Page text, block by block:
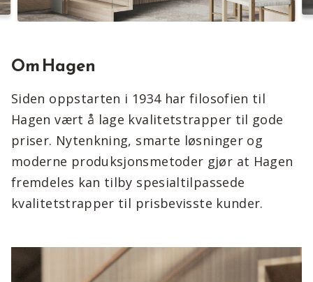
Om Hagen
Siden oppstarten i 1934 har filosofien til
Hagen vært å lage kvalitetstrapper til gode
priser. Nytenkning, smarte løsninger og
moderne produksjonsmetoder gjør at Hagen
fremdeles kan tilby spesialtilpassede
kvalitetstrapper til prisbevisste kunder.